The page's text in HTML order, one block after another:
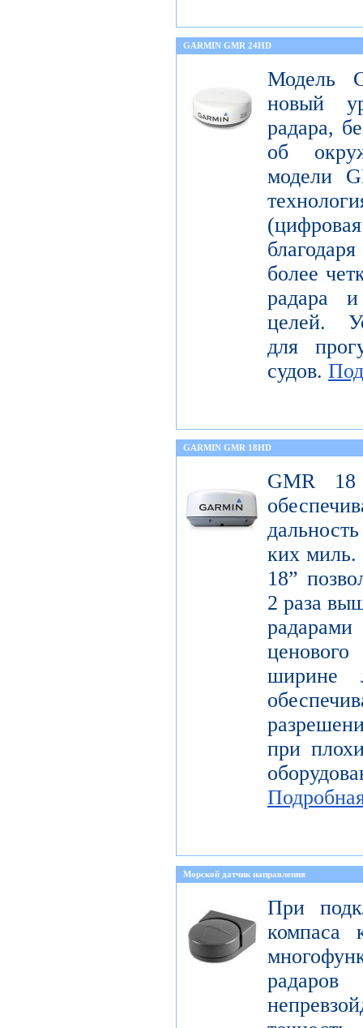
GARMIN GMR 24HD
Модель
новый
радара,
об
модели
более
радара и
целей.
для
судов.
GARMIN GMR 18HD
GMR
ких миль.
18”
2 раза
ширине
при
Морской датчик направления
При
компаса